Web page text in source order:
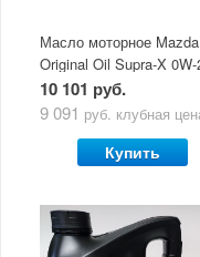
Масло моторное Mazda
Original Oil Supra-X 0W-
(5 л)
10 101 руб.
9 091 руб. клубная
Купить